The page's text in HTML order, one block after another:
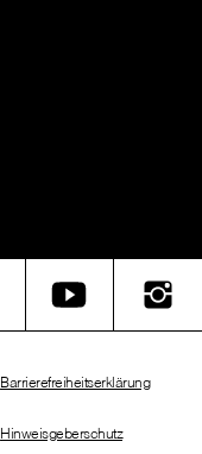
Barrierefreiheitserklärung
Hinweisgeberschutz